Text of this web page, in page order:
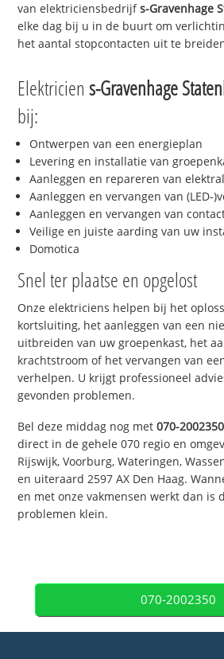
van elektriciensbedrijfs-Gravenhage
elke dag bij u in de buurt om
het aantal stopcontacten uit te
Elektricien s-Gravenhage
bij:
Ontwerpen van een energieplan
Levering en installatie van
Aanleggen en repareren van
Aanleggen en vervangen van (LED-
Aanleggen en vervangen van
Veilige en juiste aarding van uw
Domotica
Snel ter plaatse en opgelost
Onze elektriciens helpen bij het
kortsluiting, het aanleggen van een
uitbreiden van uw groepenkast, het
krachtstroom of het vervangen van
verhelpen. U krijgt professioneel
gevonden problemen.
Bel deze middag nog met070-2002350
direct in de gehele 070 regio en
Rijswijk, Voorburg, Wateringen,
en uiteraard 2597 AX Den Haag.
en met onze vakmensen werkt dan is
problemen klein.
070-2002350